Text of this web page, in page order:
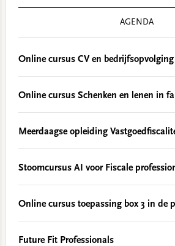
AGENDA
Online cursus CV en bedrijfsopvolging
Online cursus Schenken en lenen in
Meerdaagse opleiding
Stoomcursus AI voor Fiscale
Online cursus toepassing box 3 in de
Future Fit Professionals